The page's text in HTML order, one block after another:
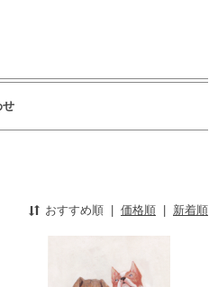
せ
おすすめ順 | 価格順 | 新着順